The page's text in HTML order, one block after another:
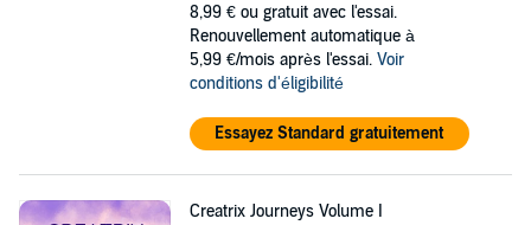
8,99 € ou gratuit avec l'essai.
Renouvellement automatique à
5,99 €/mois après l'essai. Voir
conditions d'éligibilité
Essayez Standard gratuitement
Creatrix Journeys Volume I